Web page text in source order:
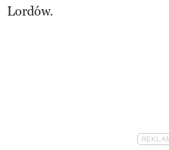
Lordów.